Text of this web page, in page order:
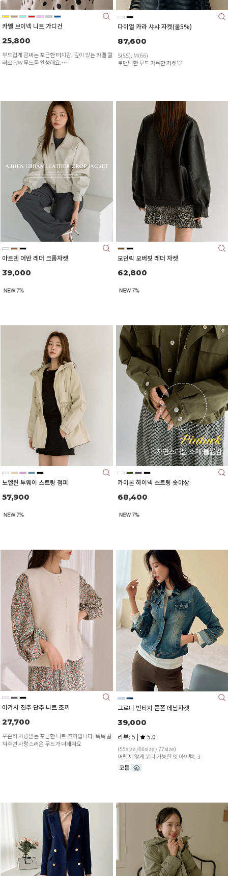
카멜 브이넥 니트 가디건
25,800
부드럽게 감싸는 포근한 터치감, 깊이 있는 카멜 컬
러로 F/W 무드를 완성해요.
다이얼 카라 샤샤 자켓(울5%)
87,600
S(55), M(66)
로맨틱한 무드 가득한 자켓♡
아르덴 어반 레더 크롭자켓
39,000
모던릭 오버핏 레더 자켓
62,800
노엘린 투웨이 스트링 점퍼
57,900
카이론 하이넥 스트링 숏야상
68,400
아가사 진주 단추 니트 조끼
27,700
꾸준히 사랑받는 포근한 니트 조끼입니다. 툭툭 걸
쳐주면 사랑스러운 무드가 더해져요
그로니 빈티지 쫀쫀 데님자켓
39,000
리뷰: 5 | 5.0
(55size /66size / 77size)
어렵지 않게 코디 가능한 잇 아이템:-3